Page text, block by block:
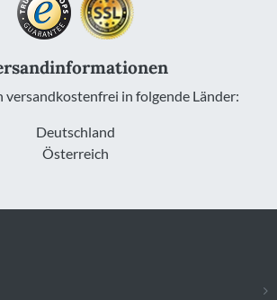
versandkostenfrei in folgende Länder:
Deutschland
Österreich